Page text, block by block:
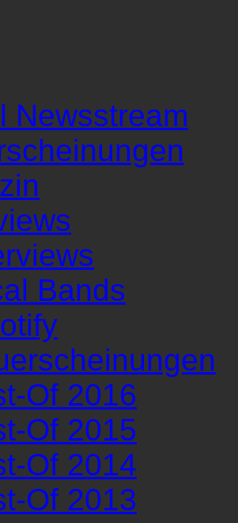
Newsstream
Bands
Of 2016
Of 2015
Of 2014
Of 2013